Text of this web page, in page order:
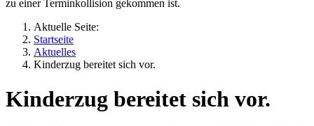
zu einer Terminkollision gekommen ist.
Aktuelle Seite:
Startseite
Aktuelles
Kinderzug bereitet sich vor.
Kinderzug bereitet sich vor.